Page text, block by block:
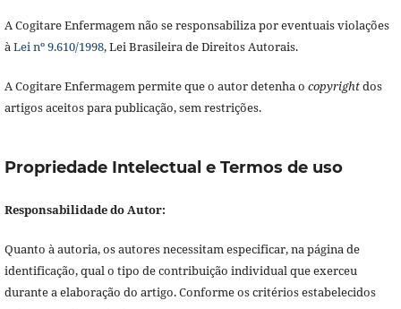
A Cogitare Enfermagem não se responsabiliza por eventuais violações
àLei nº 9.610/1998, Lei Brasileira de Direitos Autorais.
A Cogitare Enfermagem permite que o autor detenha o copyrightdos
artigos aceitos para publicação, sem restrições.
Propriedade Intelectual e Termos de uso
Responsabilidade do Autor:
Quanto à autoria, os autores necessitam especificar, na página de
identificação, qual o tipo de contribuição individual que exerceu
durante a elaboração do artigo. Conforme os critérios estabelecidos